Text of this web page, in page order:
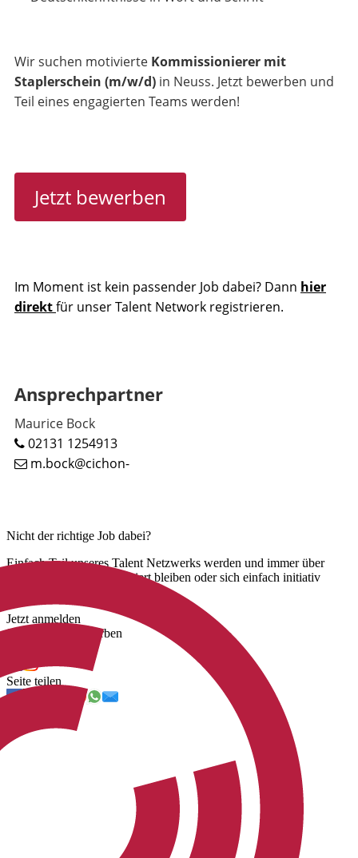
Wir suchen motivierte Kommissionierer mit
Staplerschein (m/w/d) in Neuss. Jetzt bewerben und
Teil eines engagierten Teams werden!
Jetzt bewerben
Im Moment ist kein passender Job dabei? Dann hier
direktfür unser Talent Network registrieren.
Ansprechpartner
Maurice Bock
02131 1254913
m.bock@cichon-
Nicht der richtige Job dabei?
Einfach Teil unseres Talent Netzwerks werden und immer über
unsere neuen Jobs informiert bleiben oder sich einfach initiativ
Jetzt anmelden
Jetzt initiativ bewerben
Seite teilen